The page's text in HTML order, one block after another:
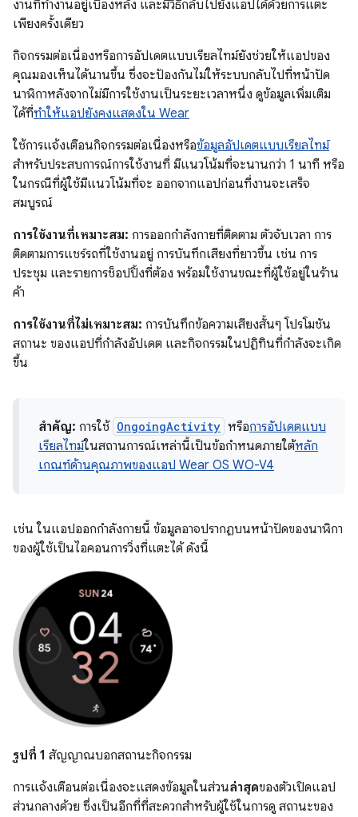
งานที่ทำงานอยู่เบื้องหลัง และมีวิธีกลับไปยังแอปได้ด้วยการแตะ
เพียงครั้งเดียว
กิจกรรมต่อเนื่องหรือการอัปเดตแบบเรียลไทม์ยังช่วยให้แอปของ
คุณมองเห็นได้นานขึ้น ซึ่งจะป้องกันไม่ให้ระบบกลับไปที่หน้าปัด
นาฬิกาหลังจากไม่มีการใช้งานเป็นระยะเวลาหนึ่ง ดูข้อมูลเพิ่มเติม
ได้ที่ทำให้แอปยังคงแสดงใน Wear
ใช้การแจ้งเตือนกิจกรรมต่อเนื่องหรือข้อมูลอัปเดตแบบเรียลไทม์
สำหรับประสบการณ์การใช้งานที่ มีแนวโน้มที่จะนานกว่า 1 นาที หรือ
ในกรณีที่ผู้ใช้มีแนวโน้มที่จะ ออกจากแอปก่อนที่งานจะเสร็จ
สมบูรณ์
การใช้งานที่เหมาะสม: การออกกำลังกายที่ติดตาม ตัวจับเวลา การ
ติดตามการแชร์รถที่ใช้งานอยู่ การบันทึกเสียงที่ยาวขึ้น เช่น การ
ประชุม และรายการช็อปปิ้งที่ต้อง พร้อมใช้งานขณะที่ผู้ใช้อยู่ในร้าน
ค้า
การใช้งานที่ไม่เหมาะสม: การบันทึกข้อความเสียงสั้นๆ โปรโมชัน
สถานะ ของแอปที่กำลังอัปเดต และกิจกรรมในปฏิทินที่กำลังจะเกิด
ขึ้น
สำคัญ: การใช้ OngoingActivity หรือการอัปเดตแบบ
เรียลไทม์ในสถานการณ์เหล่านี้เป็นข้อกำหนดภายใต้หลัก
เกณฑ์ด้านคุณภาพของแอป Wear OS WO-V4
เช่น ในแอปออกกำลังกายนี้ ข้อมูลอาจปรากฏบนหน้าปัดของนาฬิกา
ของผู้ใช้เป็นไอคอนการวิ่งที่แตะได้ ดังนี้
รูปที่ 1 สัญญาณบอกสถานะกิจกรรม
การแจ้งเตือนต่อเนื่องจะแสดงข้อมูลในส่วนล่าสุดของตัวเปิดแอป
ส่วนกลางด้วย ซึ่งเป็นอีกที่ที่สะดวกสำหรับผู้ใช้ในการดู สถานะของ